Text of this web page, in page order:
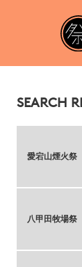
SEARCH
愛宕山煙火祭
八甲田牧場祭